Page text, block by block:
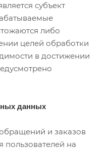
субъект
либо
целей обработки
в достижении
данных
и заказов
пользователей на